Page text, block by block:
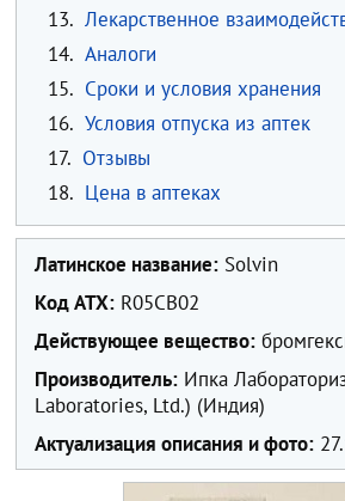
13. Лекарственное
14. Аналоги
15. Сроки и условия хранения
16. Условия отпуска из аптек
17. Отзывы
18. Цена в аптеках
Латинское название: Solvin
Код ATX: R05CB02
Действующее вещество:
Производитель: Ипка
Laboratories, Ltd.) (Индия)
Актуализация описания и фото: